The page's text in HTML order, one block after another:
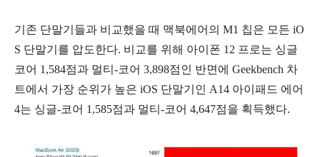
기존 단말기들과 비교했을 때 맥북에어의 M1 칩은 모든 iO
S 단말기를 압도한다. 비교를 위해 아이폰 12 프로는 싱글
코어 1,584점과 멀티-코어 3,898점인 반면에 Geekbench 차
트에서 가장 순위가 높은 iOS 단말기인 A14 아이패드 에어
4는 싱글-코어 1,585점과 멀티-코어 4,647점을 획득했다.